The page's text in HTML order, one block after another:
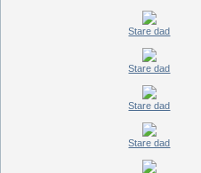
Stare dad
Stare dad
Stare dad
Stare dad